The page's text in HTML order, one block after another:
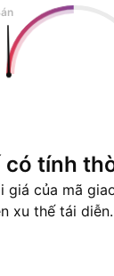
có tính
giá của mã
xu thế tái diễn.